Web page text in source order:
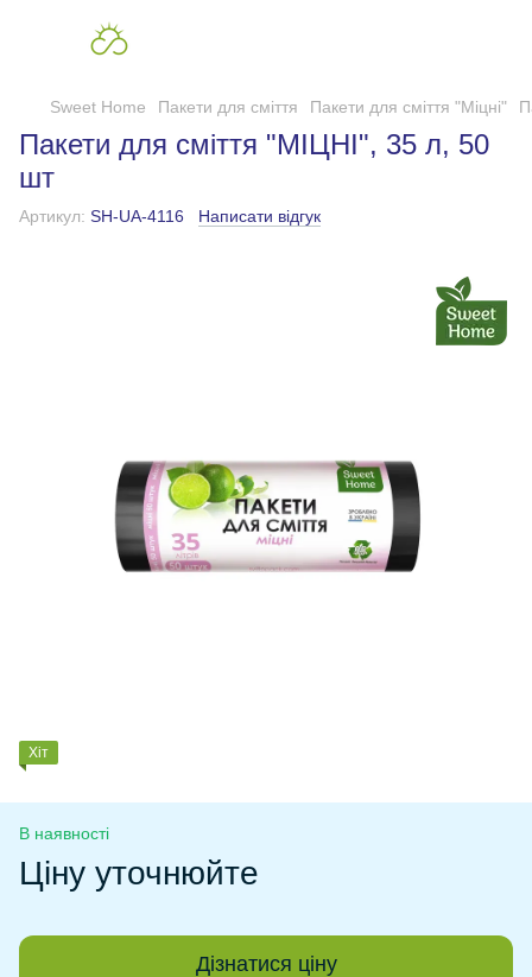
Sweet Home Пакети для сміття Пакети для сміття "Міцні"
Пакети для сміття "МІЦНІ", 35 л, 50
шт
Артикул: SH-UA-4116 Написати відгук
Хіт
В наявності
Ціну уточнюйте
Дізнатися ціну